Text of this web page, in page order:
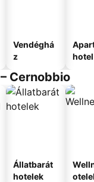
Vendéghá
z
hotel
Cernobbio
Állatbarát
hotelek